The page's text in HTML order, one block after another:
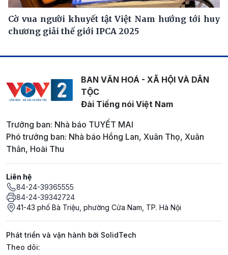
Cờ vua người khuyết tật Việt Nam hướng tới huy
chương giải thế giới IPCA 2025
BAN VĂN HOÁ - XÃ HỘI VÀ DÂN
TỘC
Đài Tiếng nói Việt Nam
Trưởng ban: Nhà báo TUYẾT MAI
Phó trưởng ban: Nhà báo Hồng Lan, Xuân Thọ, Xuân
Thân, Hoài Thu
Liên hệ
84-24-39365555
84-24-39342724
41-43 phố Bà Triệu, phường Cửa Nam, TP. Hà Nội
Phát triển và vận hành bởi SolidTech
Mạng xã hội
Theo dõi: